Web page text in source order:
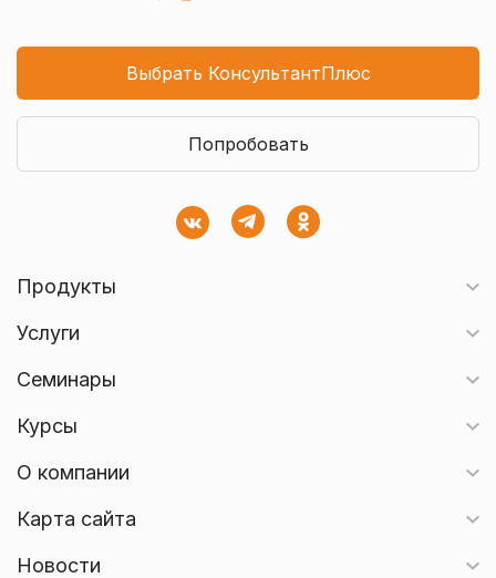
Выбрать КонсультантПлюс
Попробовать
Продукты
Услуги
Семинары
Курсы
О компании
Карта сайта
Новости